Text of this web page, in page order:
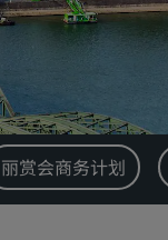
丽赏会商务计划